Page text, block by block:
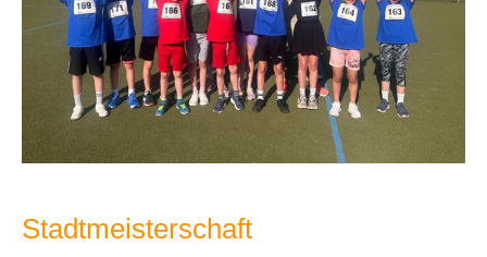
Stadtmeisterschaft